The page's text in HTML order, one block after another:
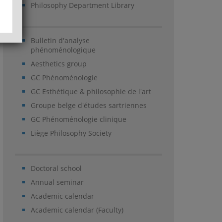
Philosophy Department Library
Bulletin d'analyse
phénoménologique
Aesthetics group
GC Phénoménologie
GC Esthétique & philosophie de l'art
Groupe belge d'études sartriennes
GC Phénoménologie clinique
Liège Philosophy Society
Doctoral school
Annual seminar
Academic calendar
Academic calendar (Faculty)